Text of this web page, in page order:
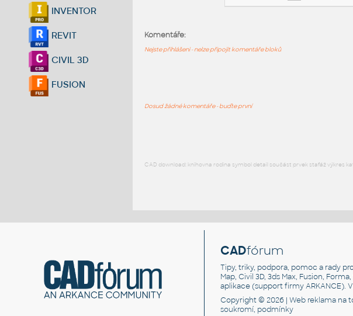
INVENTOR
REVIT
CIVIL 3D
FUSION
Komentáře:
Nejste přihlášeni - nelze připojit komentáře bloků
Dosud žádné komentáře - buďte první
CAD download: knihovna rodina symbol detail součást prvek stafáž výkres
CADfórum
Tipy, triky, podpora, pomoc a rady
Map, Civil 3D, 3ds Max, Fusion,
aplikace (support firmy ARKANCE).
Copyright © 2026 |Web reklama na
soukromí, podmínky